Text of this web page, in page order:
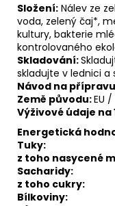
Složení: Nálev ze
voda, zelený čaj*,
kultury, bakterie
kontrolovaného
Skladování:
skladujte v lednici a
Návod na
Země původu:EU
Výživové údaje na
Energetická
Tuky:
z toho nasycené
Sacharidy:
z toho cukry:
Bílkoviny: